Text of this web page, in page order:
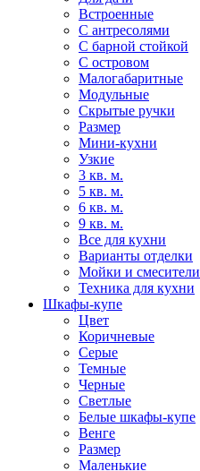
Встроенные
С антресолями
С барной стойкой
С островом
Малогабаритные
Модульные
Скрытые ручки
Размер
Мини-кухни
Узкие
3 кв. м.
5 кв. м.
6 кв. м.
9 кв. м.
Все для кухни
Варианты отделки
Мойки и смесители
Техника для кухни
Шкафы-купе
Цвет
Коричневые
Серые
Темные
Черные
Светлые
Белые шкафы-купе
Венге
Размер
Маленькие